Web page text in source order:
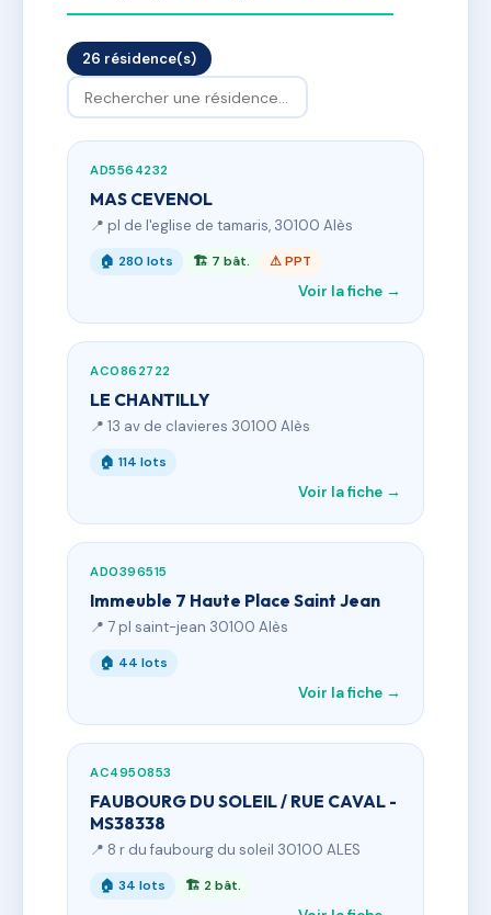
26 résidence(s)
AD5564232
MAS CEVENOL
📍 pl de l'eglise de tamaris, 30100 Alès
🏠 280 lots 🏗 7 bât. ⚠ PPT
Voir la fiche →
AC0862722
LE CHANTILLY
📍 13 av de clavieres 30100 Alès
🏠 114 lots
Voir la fiche →
AD0396515
Immeuble 7 Haute Place Saint Jean
📍 7 pl saint-jean 30100 Alès
🏠 44 lots
Voir la fiche →
AC4950853
FAUBOURG DU SOLEIL / RUE CAVAL -
MS38338
📍 8 r du faubourg du soleil 30100 ALES
🏠 34 lots 🏗 2 bât.